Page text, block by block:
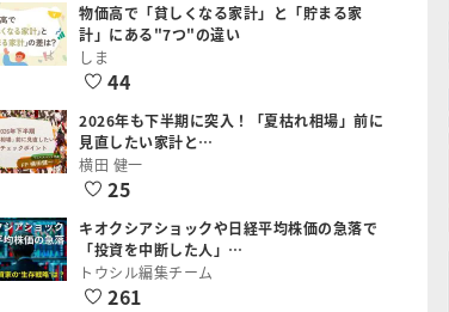
物価高で「貧しくなる家計」と「貯まる家
計」にある"7つ"の違い
しま
44
2026年も下半期に突入！「夏枯れ相場」前に
見直したい家計と…
横田 健一
25
キオクシアショックや日経平均株価の急落で
「投資を中断した人」…
トウシル編集チーム
261